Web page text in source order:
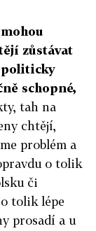
zůstávat
politicky
schopné,
tah na
chtějí,
problém a
o tolik
či
tolik lépe
prosadí a u